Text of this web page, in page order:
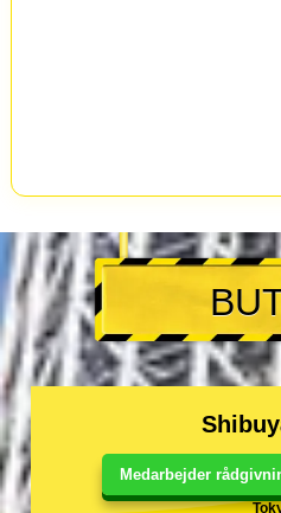
Medarbejder